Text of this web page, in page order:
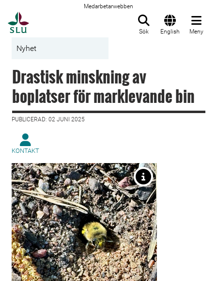
Medarbetarwebben
Sök English Meny
Nyhet
Drastisk minskning av
boplatser för marklevande bin
PUBLICERAD: 02 JUNI 2025
KONTAKT